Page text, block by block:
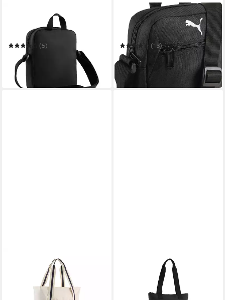
Umhängetasche BUZZ
PORTABLE
(5)
16,99 €
-15%
in 1-2 Werktagen bei dir
PUMA
Umhängetasche
FUNDAMENTAL PORTABLE
(13)
17,95 €
in 1-2 Werktagen bei dir